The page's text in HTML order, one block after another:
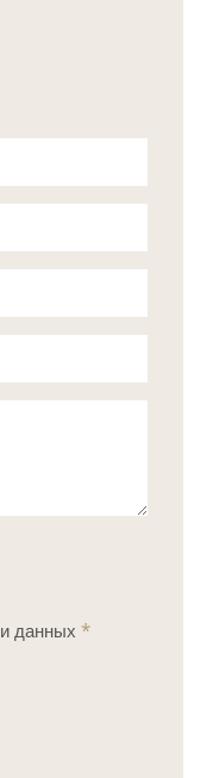
данных *